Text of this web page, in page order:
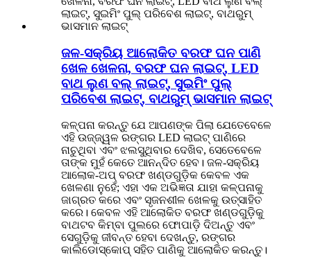
ଜଳ-ସକ୍ରିୟ ଆଲୋକିତ ବରଫ ଘନ ପାଣି
ଖେଳ ଖେଳନା, ବରଫ ଘନ ଲାଇଟ୍, LED
ବାଥ ଲୁଣ ବଲ୍ ଲାଇଟ୍, ସୁଇମିଂ ପୁଲ୍
ପରିବେଶ ଲାଇଟ୍, ବାଥରୁମ୍ ଭାସମାନ ଲାଇଟ୍
କଳ୍ପନା କରନ୍ତୁ ଯେ ଆପଣଙ୍କ ପିଲା ଯେତେବେଳେ
ଏହି ଉଜ୍ଜ୍ୱଳ ରଙ୍ଗର LED ଲାଇଟ୍ ପାଣିରେ
ନାଚୁଥିବା ଏବଂ ଝଲସୁଥିବାର ଦେଖିବ, ସେତେବେଳେ
ତାଙ୍କ ମୁହଁ କେତେ ଆନନ୍ଦିତ ହେବ। ଜଳ-ସକ୍ରିୟ
ଆଲୋକ-ଅପ୍ ବରଫ ଖଣ୍ଡଗୁଡ଼ିକ କେବଳ ଏକ
ଖେଳଣା ନୁହେଁ; ଏହା ଏକ ଅଭିଜ୍ଞତା ଯାହା କଳ୍ପନାକୁ
ଜାଗ୍ରତ କରେ ଏବଂ ସୃଜନଶୀଳ ଖେଳକୁ ଉତ୍ସାହିତ
କରେ। କେବଳ ଏହି ଆଲୋକିତ ବରଫ ଖଣ୍ଡଗୁଡ଼ିକୁ
ବାଥଟବ କିମ୍ବା ପୁଲରେ ଫୋପାଡ଼ି ଦିଅନ୍ତୁ ଏବଂ
ସେଗୁଡ଼ିକୁ ଜୀବନ୍ତ ହେବା ଦେଖନ୍ତୁ, ରଙ୍ଗର
କାଲିଡୋସ୍କୋପ୍ ସହିତ ପାଣିକୁ ଆଲୋକିତ କରନ୍ତୁ।